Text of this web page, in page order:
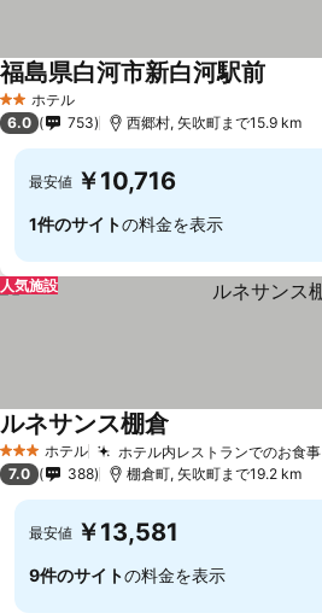
2 ホテルのランク
ホテル
福島県白河市新白河駅前
6.0 753 西郷村, 矢吹町まで15.9 km
最安値 ￥10,716
1件のサイトの料金を表示
人気施設
3 ホテルのランク
ホテル ホテル内レストランでのお食事
ルネサンス棚倉
7.0 388 棚倉町, 矢吹町まで19.2 km
最安値 ￥13,581
9件のサイトの料金を表示